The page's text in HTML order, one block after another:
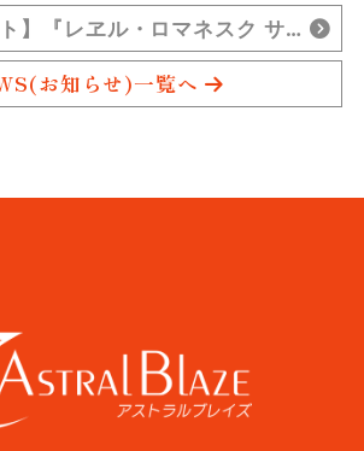
ト】『レヱル・ロマネスク サ…
お知らせ)一覧へ